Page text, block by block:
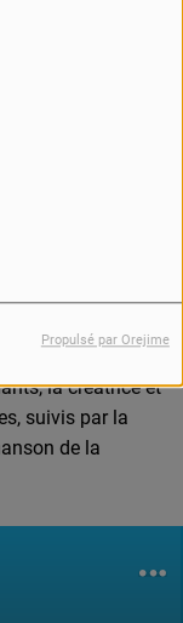
Propulsé par Orejime
Frederik est allé
mer. Au
la créatrice et
suivis par la
de la